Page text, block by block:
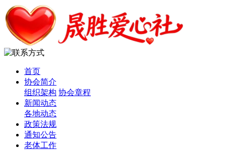
首页
协会简介
组织架构 协会章程
新闻动态
各地动态
政策法规
通知公告
老体工作